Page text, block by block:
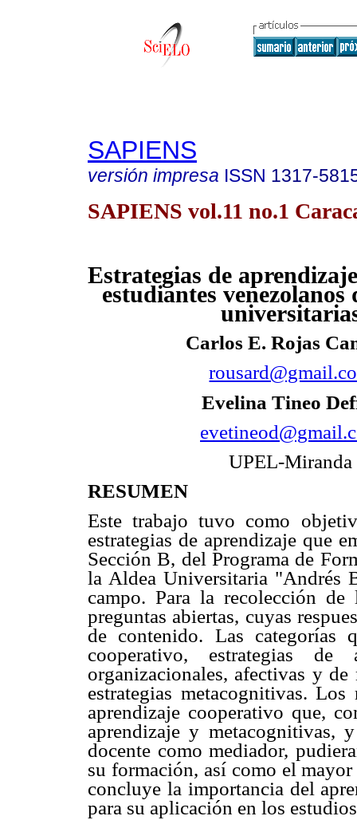
SAPIENS
versión impresa ISSN 1317-
SAPIENS vol.11 no.1
Estrategias de
estudiantes venezolanos
Carlos E. Rojas
Evelina Tineo
UPEL-Miranda
RESUMEN
Este trabajo tuvo como
estrategias de aprendizaje que
Sección B, del Programa de
la Aldea Universitaria "Andrés
campo. Para la recolección
preguntas abiertas, cuyas
de contenido. Las categorías
cooperativo, estrategias de
organizacionales, afectivas y
estrategias metacognitivas.
aprendizaje cooperativo que,
aprendizaje y metacognitivas,
docente como mediador,
su formación, así como el
concluye la importancia del
para su aplicación en los